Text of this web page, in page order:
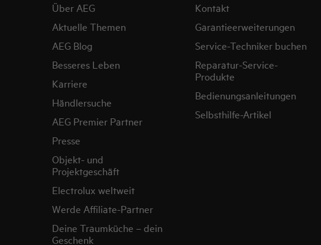
Über AEG
Aktuelle Themen
AEG Blog
Besseres Leben
Karriere
Händlersuche
AEG Premier Partner
Presse
Objekt- und
Projektgeschäft
Electrolux weltweit
Werde Affiliate-Partner
Deine Traumküche – dein
Geschenk
Kontakt
Garantieerweiterungen
Service-Techniker buchen
Reparatur-Service-
Produkte
Bedienungsanleitungen
Selbsthilfe-Artikel